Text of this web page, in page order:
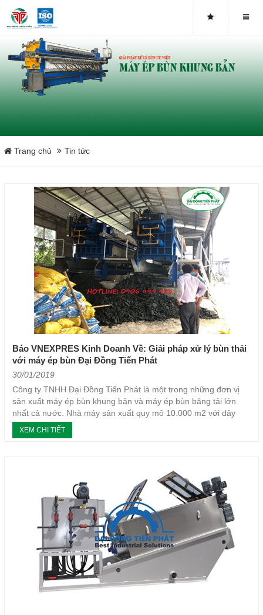
Thư mời triển lãm quốc tế Vietwater 2019
TRIỂN LÃM VIETWATER 2019
TIỆC TẤT NIÊN 2020 TẠI CÔNG TY TNHH ĐẠI ĐỒNG TIẾN PHÁT
CÔNG TÁC CHUẨN BỊ TRIỂN LÃM VIETWATER 2022- DOTAPHA
DAY 3 - KẾT NỐI GIỚI THIỆU CÁC THIẾT BỊ MÔI TRƯỜNG THẾ
HỆ MỚI - VIETWATER 2022
LỜI TRI ÂN KHÁCH HÀNG ĐÃ THAM QUAN GIAN HÀNG
DOTAPHA TẠI TRIỂN LÃM VIETWATER 2022
Đại Đồng Tiến Phát mời quý Doanh nghiệp tham gia "Diễn đàn
Xúc tiến Xuất khẩu năm 2022"
Tổng kết triển lãm Diễn đàn Xúc tiến Xuất Khẩu năm 2022 của Đại
Đồng Tiến Phát
TIỆC TẤT NIÊN 2022 - ĐẠI ĐỒNG TIẾN PHÁT
Lời tri ân Qúy khách hàng sau Triển lãm Vietnam Water Week
2023
Trang chủ Tin tức
Báo VNEXPRES Kinh Doanh Về: Giải pháp xử lý bùn thải
với máy ép bùn Đại Đồng Tiến Phát
30/01/2019
Công ty TNHH Đại Đồng Tiến Phát là một trong những đơn vị
sản xuất máy ép bùn khung bản và máy ép bùn băng tải lớn
nhất cả nước. Nhà máy sản xuất quy mô 10.000 m2 với dây
chuyền sản xuất hiện đại, đạt chứng chỉ quản...
XEM CHI TIẾT